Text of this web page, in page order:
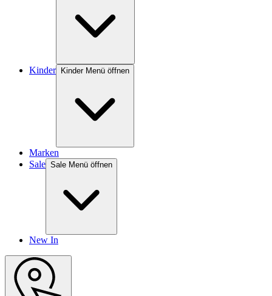
Kinder Kinder Menü öffnen
Marken
Sale Sale Menü öffnen
New In